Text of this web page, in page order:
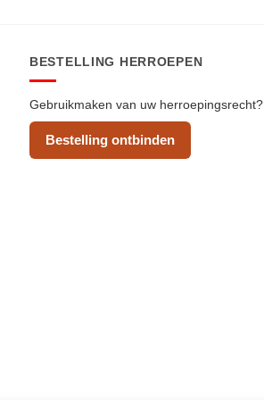
BESTELLING HERROEPEN
Gebruikmaken van uw herroepingsrecht?
Bestelling ontbinden